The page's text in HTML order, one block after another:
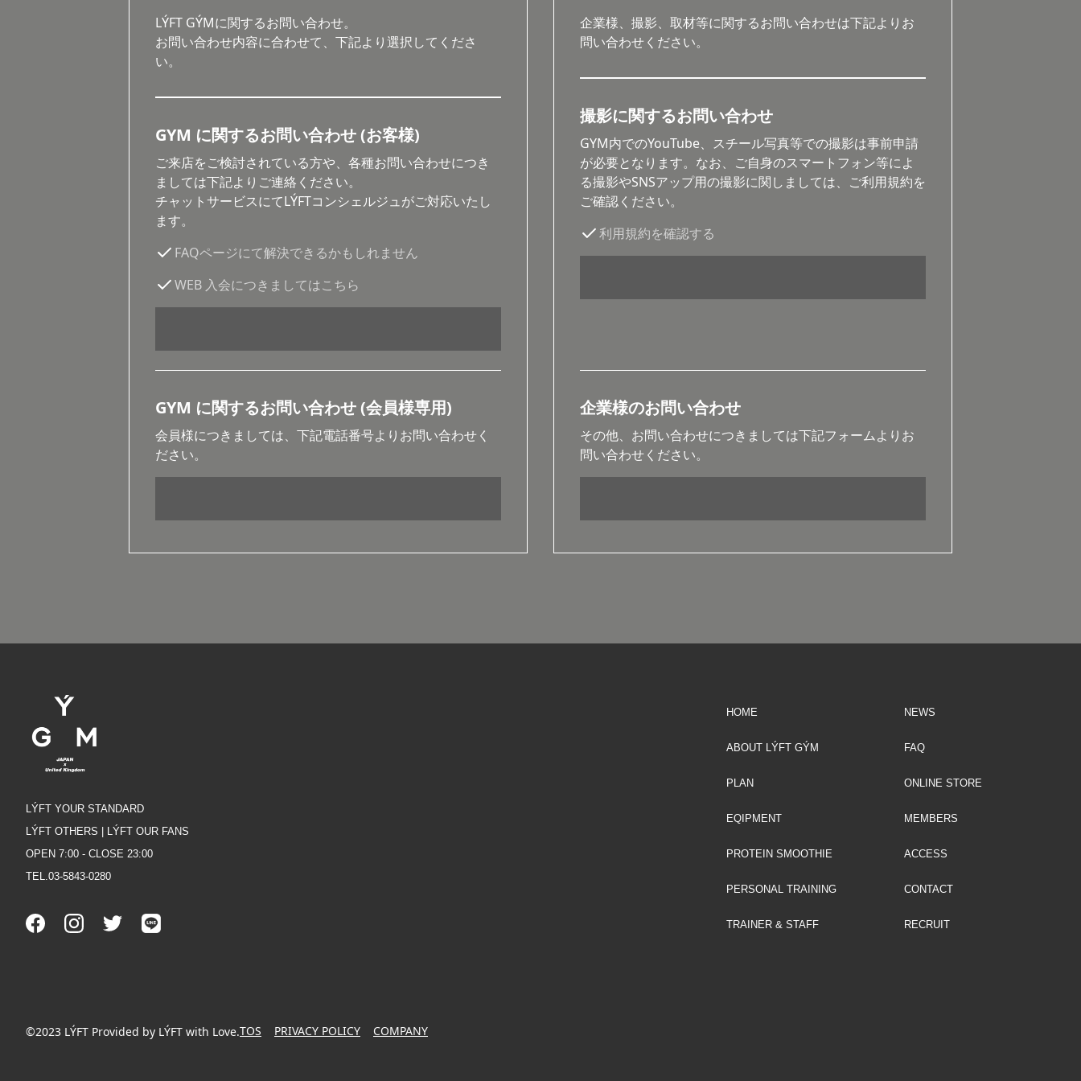
LÝFT GÝMに関するお問い合わせ。
お問い合わせ内容に合わせて、下記より選択してくださ
い。
GYM に関するお問い合わせ (お客様)
ご来店をご検討されている方や、各種お問い合わせにつき
ましては下記よりご連絡ください。
チャットサービスにてLÝFTコンシェルジュがご対応いたし
ます。
FAQページにて解決できるかもしれません
WEB 入会につきましてはこちら
GYM に関するお問い合わせ (会員様専用)
会員様につきましては、下記電話番号よりお問い合わせく
ださい。
企業様、撮影、取材等に関するお問い合わせは下記よりお
問い合わせください。
撮影に関するお問い合わせ
GYM内でのYouTube、スチール写真等での撮影は事前申請
が必要となります。なお、ご自身のスマートフォン等によ
る撮影やSNSアップ用の撮影に関しましては、ご利用規約を
ご確認ください。
利用規約を確認する
企業様のお問い合わせ
その他、お問い合わせにつきましては下記フォームよりお
問い合わせください。
LÝFT YOUR STANDARD
LÝFT OTHERS | LÝFT OUR FANS
OPEN 7:00 - CLOSE 23:00
TEL.03-5843-0280
HOME
ABOUT LÝFT GÝM
PLAN
EQIPMENT
PROTEIN SMOOTHIE
PERSONAL TRAINING
TRAINER & STAFF
NEWS
FAQ
ONLINE STORE
MEMBERS
ACCESS
CONTACT
RECRUIT
©2023 LÝFT Provided by LÝFT with Love.TOS PRIVACY POLICY COMPANY